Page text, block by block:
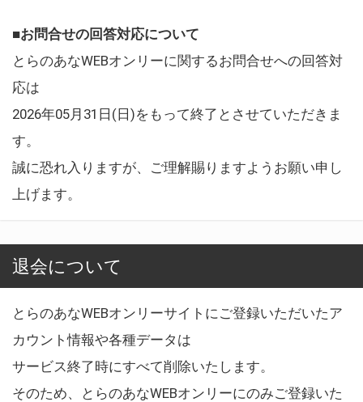
■お問合せの回答対応について
とらのあなWEBオンリーに関するお問合せへの回答対
応は
2026年05月31日(日)をもって終了とさせていただきま
す。
誠に恐れ入りますが、ご理解賜りますようお願い申し
上げます。
退会について
とらのあなWEBオンリーサイトにご登録いただいたア
カウント情報や各種データは
サービス終了時にすべて削除いたします。
そのため、とらのあなWEBオンリーにのみご登録いた